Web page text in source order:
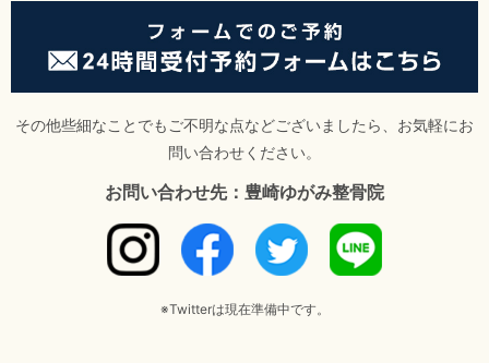
その他些細なことでもご不明な点などございましたら、お気軽にお
問い合わせください。
お問い合わせ先：豊崎ゆがみ整骨院
※Twitterは現在準備中です。